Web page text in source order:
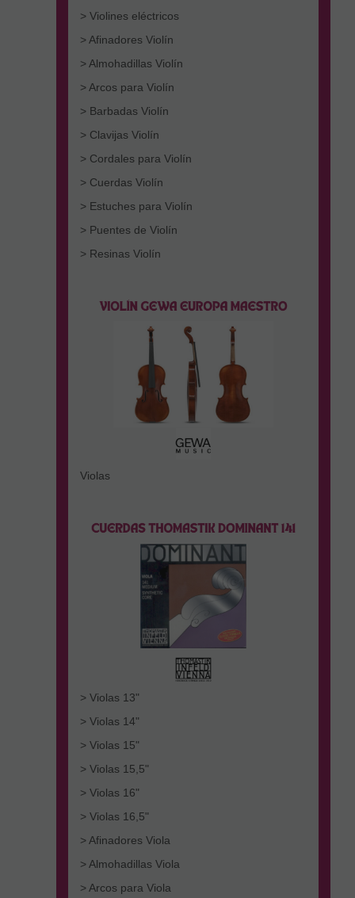
> Violines eléctricos
> Afinadores Violín
> Almohadillas Violín
> Arcos para Violín
> Barbadas Violín
> Clavijas Violín
> Cordales para Violín
> Cuerdas Violín
> Estuches para Violín
> Puentes de Violín
> Resinas Violín
Violas
> Violas 13"
> Violas 14"
> Violas 15"
> Violas 15,5"
> Violas 16"
> Violas 16,5"
> Afinadores Viola
> Almohadillas Viola
> Arcos para Viola